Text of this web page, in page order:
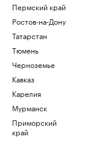
Пермский край
Ростов-на-Дону
Татарстан
Тюмень
Черноземье
Кавказ
Карелия
Мурманск
Приморский
край